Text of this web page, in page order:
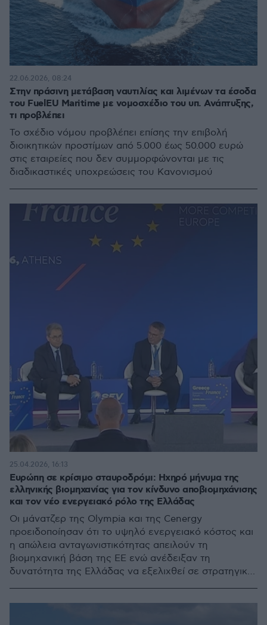
Στην πράσινη μετάβαση ναυτιλίας και λιμένων τα έσοδα
του FuelEU Maritime με νομοσχέδιο του υπ. Ανάπτυξης,
τι προβλέπει
Το σχέδιο νόμου προβλέπει επίσης την επιβολή
διοικητικών προστίμων από 5.000 έως 50.000 ευρώ
στις εταιρείες που δεν συμμορφώνονται με τις
διαδικαστικές υποχρεώσεις του Κανονισμού
22.06.2026, 08:24
Ευρώπη σε κρίσιμο σταυροδρόμι: Ηχηρό μήνυμα της
ελληνικής βιομηχανίας για τον κίνδυνο αποβιομηχάνισης
και τον νέο ενεργειακό ρόλο της Ελλάδας
Οι μάνατζερ της Olympia και της Cenergy
προειδοποίησαν ότι το υψηλό ενεργειακό κόστος και
η απώλεια ανταγωνιστικότητας απειλούν τη
βιομηχανική βάση της ΕΕ ενώ ανέδειξαν τη
δυνατότητα της Ελλάδας να εξελιχθεί σε στρατηγικό
25.04.2026, 16:13